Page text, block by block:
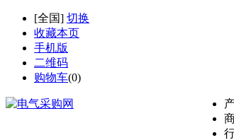
[全国] 切换
收藏本页
手机版
二维码
购物车(0)